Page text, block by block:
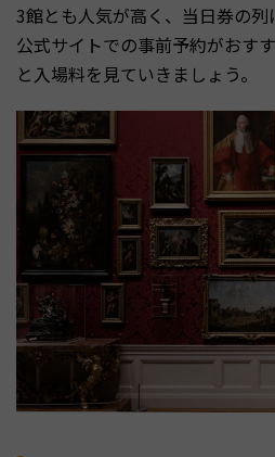
3館とも人気が高く、当日券の列
公式サイトでの事前予約がおす
と入場料を見ていきましょう。